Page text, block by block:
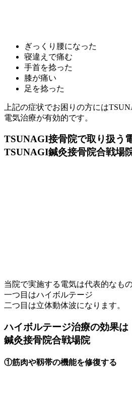
ぎっくり腰になった
寝違えで痛む
手首を捻った
膝が痛い
足を捻った
上記の症状でお困りの方には
電気治療が有効的です。
TSUNAGI接骨院で取り扱う
TSUNAGI鍼灸接骨院合戦場
当院で実施する電気は代表的なも
一つ目はハイボルテージ
二つ目は立体動体波になります。
ハイボルテージ治療の効果
鍼灸接骨院合戦場院
①筋肉や靱帯の機能を修復する